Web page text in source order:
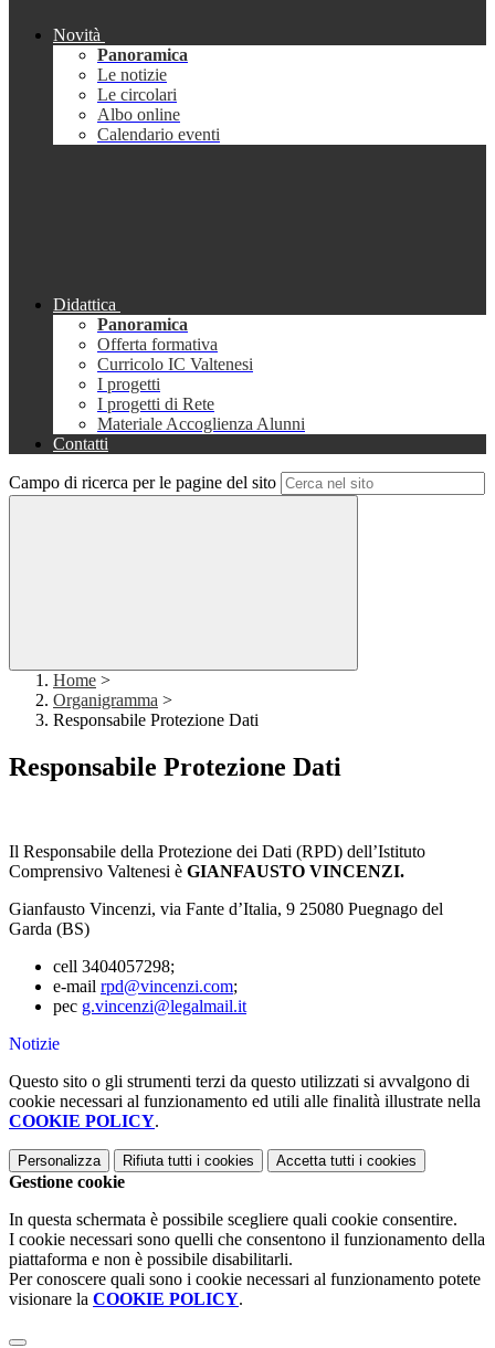
Novità
Panoramica
Le notizie
Le circolari
Albo online
Calendario eventi
Didattica
Panoramica
Offerta formativa
Curricolo IC Valtenesi
I progetti
I progetti di Rete
Materiale Accoglienza Alunni
Contatti
Campo di ricerca per le pagine del sito
Home >
Organigramma >
Responsabile Protezione Dati
Responsabile Protezione Dati
Il Responsabile della Protezione dei Dati (RPD) dell’Istituto
Comprensivo Valtenesi è GIANFAUSTO VINCENZI.
Gianfausto Vincenzi, via Fante d’Italia, 9 25080 Puegnago del
Garda (BS)
cell 3404057298;
e-mail rpd@vincenzi.com;
pec g.vincenzi@legalmail.it
Notizie
Questo sito o gli strumenti terzi da questo utilizzati si avvalgono di
cookie necessari al funzionamento ed utili alle finalità illustrate nella
COOKIE POLICY.
Personalizza Rifiuta tutti i cookies Accetta tutti i cookies
Gestione cookie
In questa schermata è possibile scegliere quali cookie consentire.
I cookie necessari sono quelli che consentono il funzionamento della
piattaforma e non è possibile disabilitarli.
Per conoscere quali sono i cookie necessari al funzionamento potete
visionare la COOKIE POLICY.